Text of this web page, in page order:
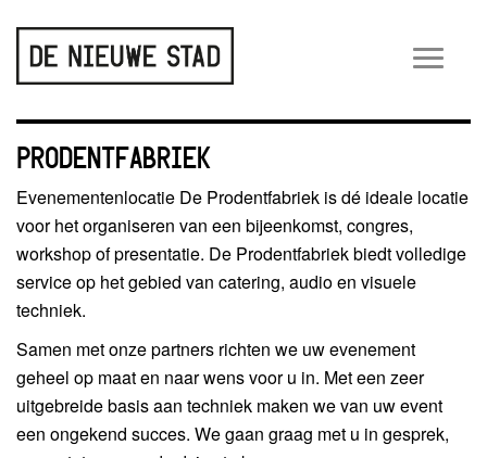
PRODENTFABRIEK
Evenementenlocatie De Prodentfabriek is dé ideale locatie
voor het organiseren van een bijeenkomst, congres,
workshop of presentatie. De Prodentfabriek biedt volledige
service op het gebied van catering, audio en visuele
techniek.
Samen met onze partners richten we uw evenement
geheel op maat en naar wens voor u in. Met een zeer
uitgebreide basis aan techniek maken we van uw event
een ongekend succes. We gaan graag met u in gesprek,